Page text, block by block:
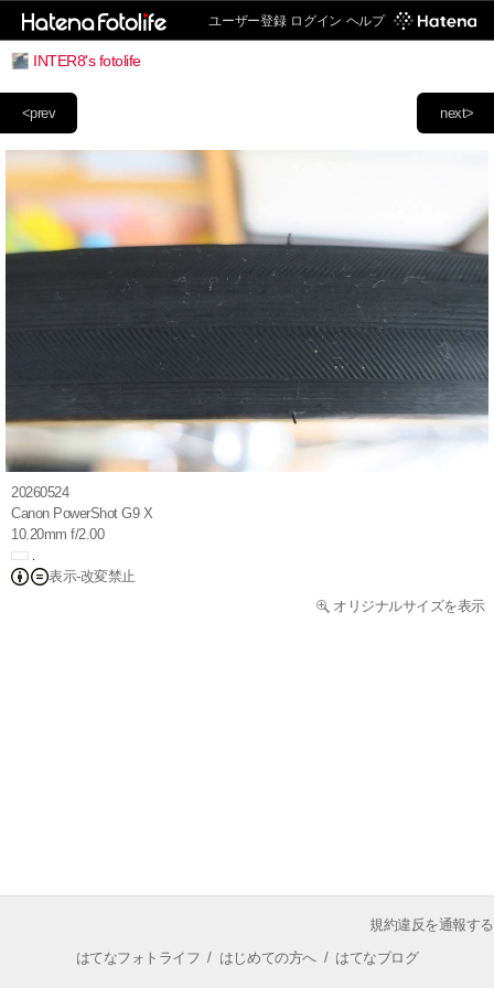
ユーザー登録 ログイン ヘルプ
INTER8's fotolife
next>
<prev
20260524
Canon PowerShot G9 X
10.20mm f/2.00
表示-改変禁止
オリジナルサイズを表示
規約違反を通報する
はてなフォトライフ / はじめての方へ/ はてなブログ